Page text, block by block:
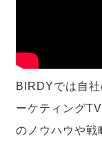
BIRDYでは自
ーケティング
のノウハウや戦